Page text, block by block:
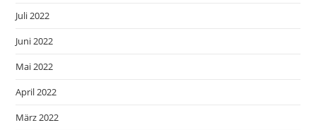
Juli 2022
Juni 2022
Mai 2022
April 2022
März 2022